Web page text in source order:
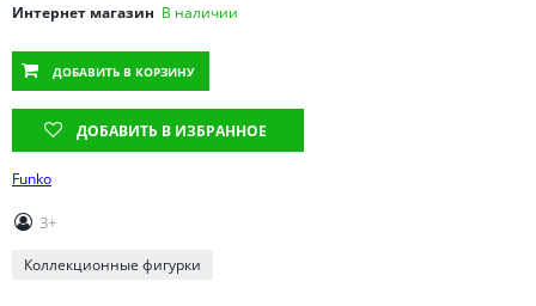
Татарстан
Томская область
Тюменская область
Интернет магазин В наличии
ДОБАВИТЬ В КОРЗИНУ
ДОБАВИТЬ В ИЗБРАННОЕ
Funko
3+
Коллекционные фигурки